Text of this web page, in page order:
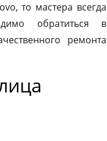
то мастера всегда
обратиться в
ремонта